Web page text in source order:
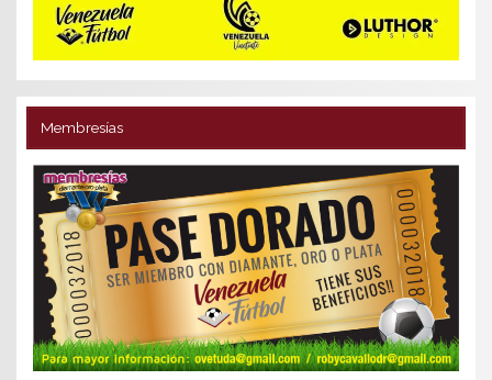
Membresías